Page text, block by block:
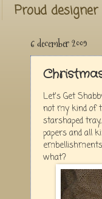
Proud
6 december 2009
Let's Get
not my kind of
starshaped
papers and all
what?